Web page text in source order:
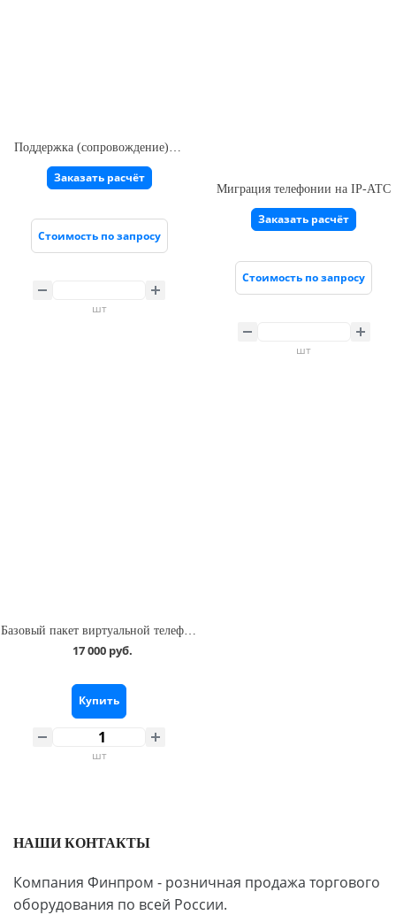
Поддержка (сопровождение) систем телефонии на базе IP-АТС Asterisk
Заказать расчёт
Стоимость по запросу
шт
Миграция телефонии на IP-АТС
Заказать расчёт
Стоимость по запросу
шт
Базовый пакет виртуальной телефонии на базе Asterisk
17 000 руб.
Купить
шт
НАШИ КОНТАКТЫ
Компания Финпром - розничная продажа торгового
оборудования по всей России.